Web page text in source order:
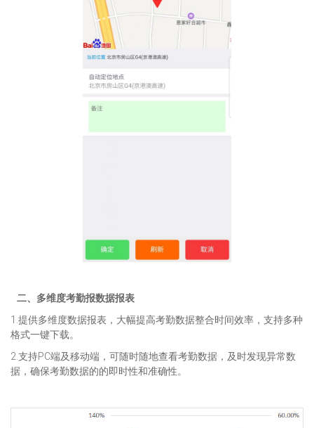
二、多维度考勤报数据报表
1.提供多维度数据报表，大幅提高考勤数据整合时间效率，支持多种
格式一键下载。
2.支持PC端及移动端，可随时随地查看考勤数据，及时发现异常数
据，确保考勤数据的的即时性和准确性。